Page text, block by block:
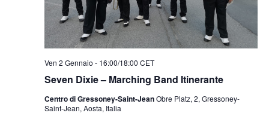
Seven Dixie – Marching Band Itinerante
Ven 2 Gennaio - 16:00/18:00 CET
Centro di Gressoney-Saint-JeanObre Platz, 2, Gressoney-
Saint-Jean, Aosta, Italia